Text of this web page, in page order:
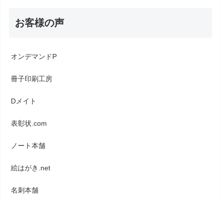
お客様の声
オンデマンドP
冊子印刷工房
Dメイト
表彰状.com
ノート本舗
絵はがき.net
名刺本舗